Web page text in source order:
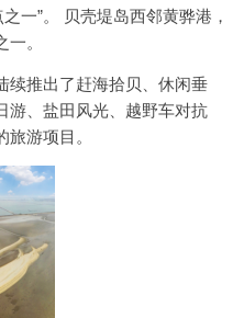
之一”。
贝壳堤岛西邻黄骅港，
。
续推出了赶海拾贝、休闲垂
游、盐田风光、越野车对抗
游项目。